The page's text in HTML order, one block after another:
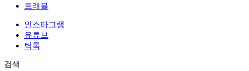
트래블
인스타그램
유튜브
틱톡
검색